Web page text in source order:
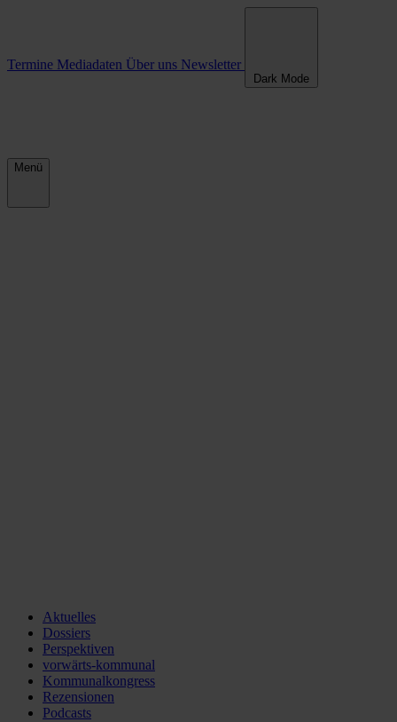
Termine Mediadaten Über uns Newsletter
Dark Mode
Menü
Aktuelles
Dossiers
Perspektiven
vorwärts-kommunal
Kommunalkongress
Rezensionen
Podcasts